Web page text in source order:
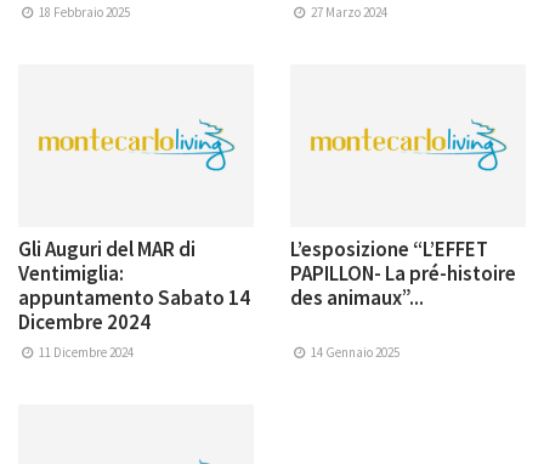
18 Febbraio 2025 27 Marzo 2024
Gli Auguri del MAR di
Ventimiglia:
appuntamento Sabato 14
Dicembre 2024
11 Dicembre 2024
L’esposizione “L’EFFET
PAPILLON- La pré-histoire
des animaux”...
14 Gennaio 2025